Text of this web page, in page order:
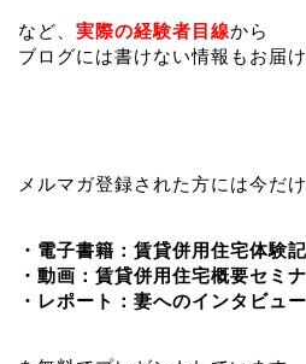
など、 実際の経験者目線から
ブログには書けない情報もお届け
メルマガ登録された方には今だけ
・電子書籍：賃貸併用住宅体験記
・動画：賃貸併用住宅概要セミ
・レポート：妻へのインタビュー